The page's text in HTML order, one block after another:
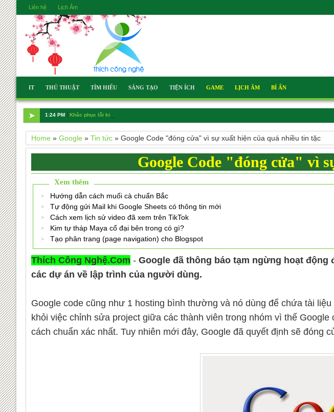
Liên hệ Lịch Âm
IT THỦ THUẬT TÌM HIỂU SÁNG TẠO TIỆN ÍCH GAME LỊCH ÂM BÍ ẨN
➤ 1:24 PM Khắc phục lỗi kiểm tra tài khoản và tin nhắn trên iOS 18.1
Home» Google» Tin tức» Google Code "đóng cửa" vì sự xuất hiện của quá nhiều tin tặc
Google Code "đóng cửa" vì
Xem thêm
Hướng dẫn cách muối cà chuẩn Bắc
Tự động gửi Mail khi Google Sheets có thông tin mới
Cách xem lịch sử video đã xem trên TikTok
Kim tự tháp Maya cổ đại bên trong có gì?
Tạo phân trang (page navigation) cho Blogspot
Thích Công Nghệ.Com - Google đã thông báo tạm ngừng hoạt
các dự án về lập trình của người dùng.
Google code cũng như 1 hosting bình thường và nó dùng để chứa tài
khỏi việc chỉnh sửa project giữa các thành viên trong nhóm vì thế
cách chuẩn xác nhất. Tuy nhiên mới đây, Google đã quyết định sẽ đóng